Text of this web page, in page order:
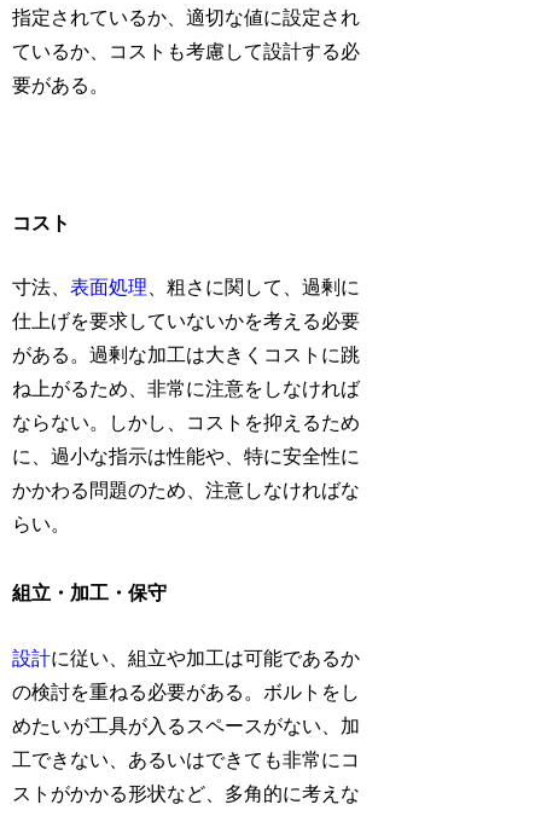
指定されているか、適切な値に設定され
ているか、コストも考慮して設計する必
要がある。
コスト
寸法、表面処理、粗さに関して、過剰に
仕上げを要求していないかを考える必要
がある。過剰な加工は大きくコストに跳
ね上がるため、非常に注意をしなければ
ならない。しかし、コストを抑えるため
に、過小な指示は性能や、特に安全性に
かかわる問題のため、注意しなければな
らい。
組立・加工・保守
設計に従い、組立や加工は可能であるか
の検討を重ねる必要がある。ボルトをし
めたいが工具が入るスペースがない、加
工できない、あるいはできても非常にコ
ストがかかる形状など、多角的に考えな